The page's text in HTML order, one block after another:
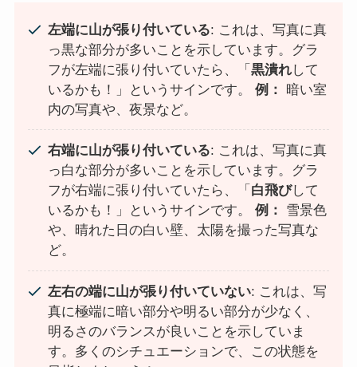
左端に山が張り付いている: これは、写真に真
っ黒な部分が多いことを示しています。グラ
フが左端に張り付いていたら、「黒潰れして
いるかも！」というサインです。例：
暗い室
内の写真や、夜景など。
右端に山が張り付いている: これは、写真に真
っ白な部分が多いことを示しています。グラ
フが右端に張り付いていたら、「 白飛びして
いるかも！」というサインです。例：
雪景色
や、晴れた日の白い壁、太陽を撮った写真な
ど。
左右の端に山が張り付いていない: これは、写
真に極端に暗い部分や明るい部分が少なく、
明るさのバランスが良いことを示していま
す。多くのシチュエーションで、この状態を